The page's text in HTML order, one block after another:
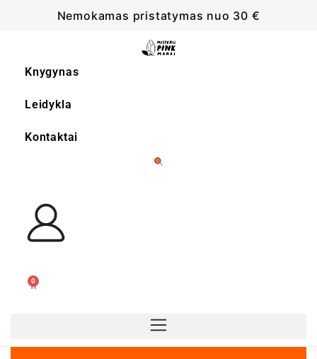
Nemokamas pristatymas nuo 30 €
Knygynas
Leidykla
Kontaktai
0